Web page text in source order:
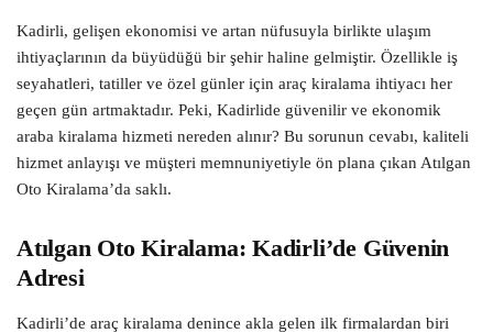
Kadirli, gelişen ekonomisi ve artan nüfusuyla birlikte ulaşım
ihtiyaçlarının da büyüdüğü bir şehir haline gelmiştir. Özellikle iş
seyahatleri, tatiller ve özel günler için araç kiralama ihtiyacı her
geçen gün artmaktadır. Peki, Kadirlide güvenilir ve ekonomik
araba kiralama hizmeti nereden alınır? Bu sorunun cevabı, kaliteli
hizmet anlayışı ve müşteri memnuniyetiyle ön plana çıkan Atılgan
Oto Kiralama’da saklı.
Atılgan Oto Kiralama: Kadirli’de Güvenin
Adresi
Kadirli’de araç kiralama denince akla gelen ilk firmalardan biri